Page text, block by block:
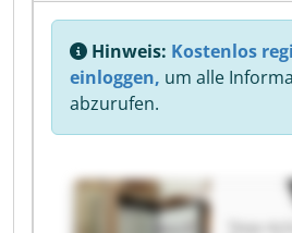
Hinweis: Kostenlos
einloggen, um alle
abzurufen.